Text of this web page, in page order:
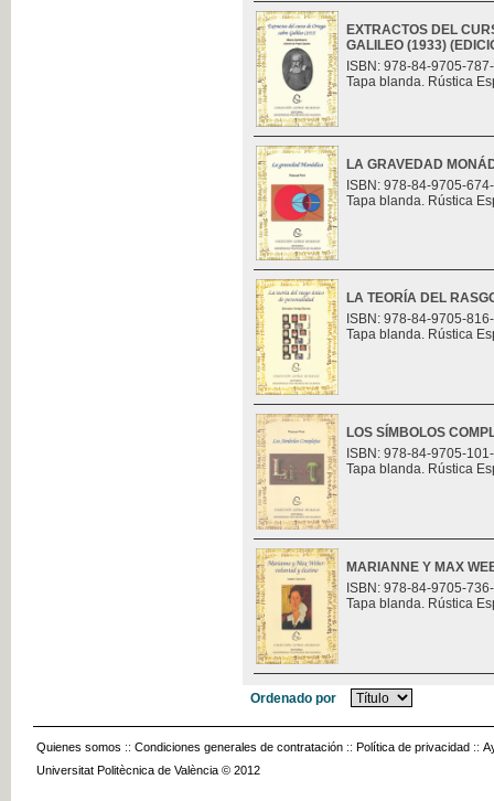
EXTRACTOS DEL
GALILEO (1933)
ISBN: 978-84-9705-
Tapa blanda. Rústica
LA GRAVEDAD
ISBN: 978-84-9705-
Tapa blanda. Rústica
LA TEORÍA DEL
ISBN: 978-84-9705-
Tapa blanda. Rústica
LOS SÍMBOLOS
ISBN: 978-84-9705-
Tapa blanda. Rústica
MARIANNE Y MAX
ISBN: 978-84-9705-
Tapa blanda. Rústica
Ordenado por
Quienes somos :: Condiciones generales de contratación :: Política de privacidad ::
Universitat Politècnica de València © 2012